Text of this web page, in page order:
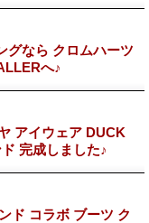
グなら クロムハーツ
へ♪
アイウェア DUCK
完成しました♪
ド コラボ ブーツ ク